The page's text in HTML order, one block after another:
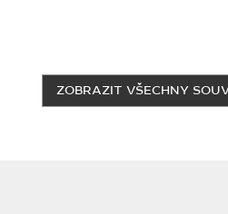
ZOBRAZIT VŠECHNY